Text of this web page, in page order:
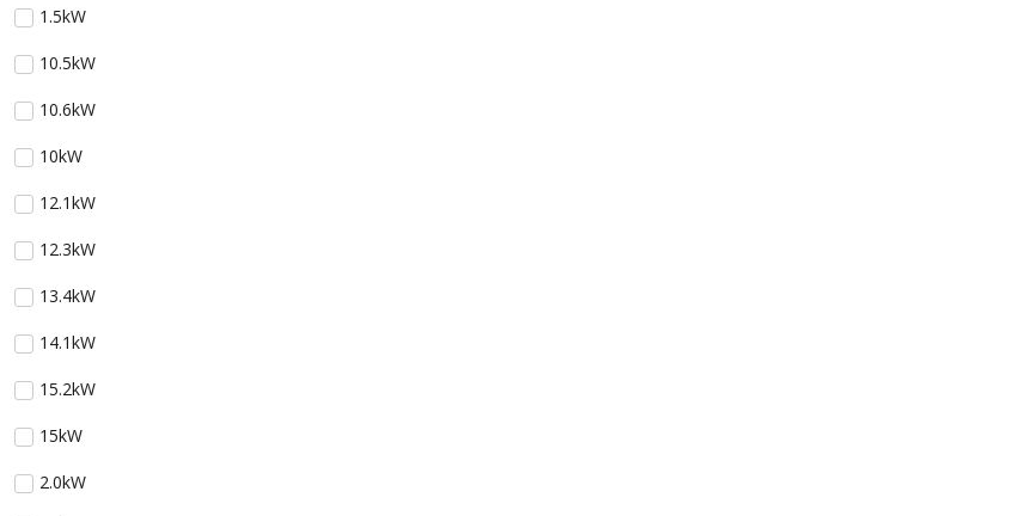
1.5kW
10.5kW
10.6kW
10kW
12.1kW
12.3kW
13.4kW
14.1kW
15.2kW
15kW
2.0kW